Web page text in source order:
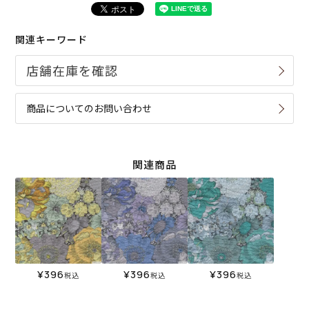
関連キーワード
商品についてのお問い合わせ
関連商品
¥396税込 ¥396税込 ¥396税込